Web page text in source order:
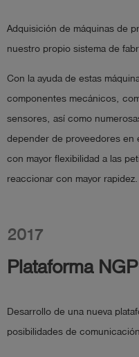
Adquisición de máquinas de
nuestro propio sistema de
Con la ayuda de estas
componentes mecánicos,
sensores, así como
depender de proveedores en
con mayor flexibilidad a las
reaccionar con mayor rapidez.
2017
Plataforma NGP
Desarrollo de una nueva
posibilidades de